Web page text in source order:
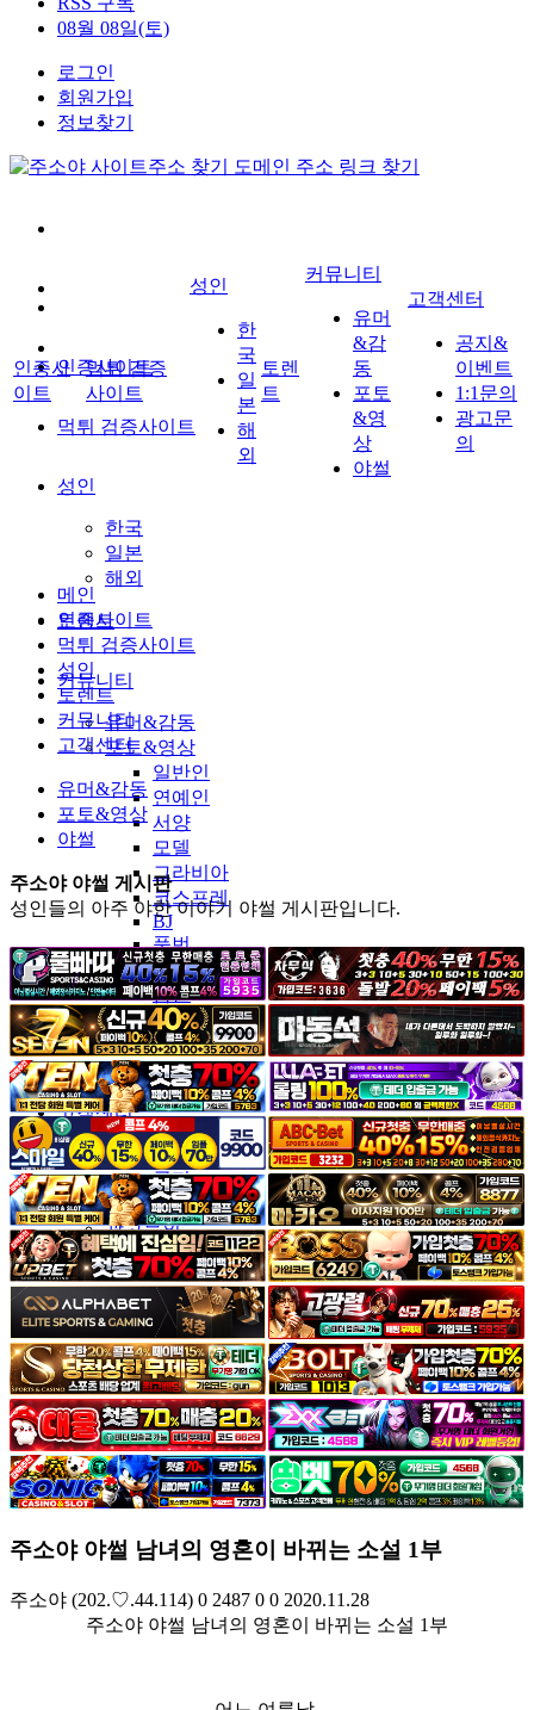
08월 08일(토)
로그인
회원가입
정보찾기
인증사이트
먹튀 검증사이트
성인
한국
일본
해외
토렌트
커뮤니티
유머&감동
포토&영상
일반인
연예인
서양
모델
그라비아
코스프레
BJ
품번
후방주의
움짤
스포츠
기타
야썰
고객센터
공지&이벤트
공지
1:1문의
광고문의
인증사
이트
먹튀 검증
사이트
성인
한
국
일
본
해
외
토렌
트
커뮤니티
유머
&감
동
포토
&영
상
야썰
고객센터
공지&
이벤트
1:1문의
광고문
의
메인
인증사이트
먹튀 검증사이트
성인
토렌트
커뮤니티
고객센터
유머&감동
포토&영상
야썰
주소야 야썰 게시판
성인들의 아주 야한 이야기 야썰 게시판입니다.
주소야 야썰 남녀의 영혼이 바뀌는 소설 1부
주소야 (202.♡.44.114) 0 2487 0 0 2020.11.28
주소야 야썰 남녀의 영혼이 바뀌는 소설 1부